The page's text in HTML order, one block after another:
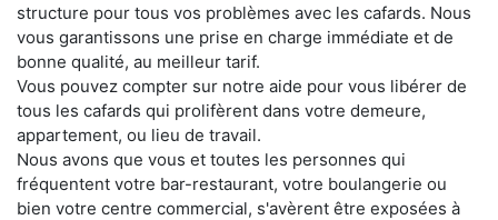
structure pour tous vos problèmes avec les cafards. Nous
vous garantissons une prise en charge immédiate et de
bonne qualité, au meilleur tarif.
Vous pouvez compter sur notre aide pour vous libérer de
tous les cafards qui prolifèrent dans votre demeure,
appartement, ou lieu de travail.
Nous avons que vous et toutes les personnes qui
fréquentent votre bar-restaurant, votre boulangerie ou
bien votre centre commercial, s'avèrent être exposées à